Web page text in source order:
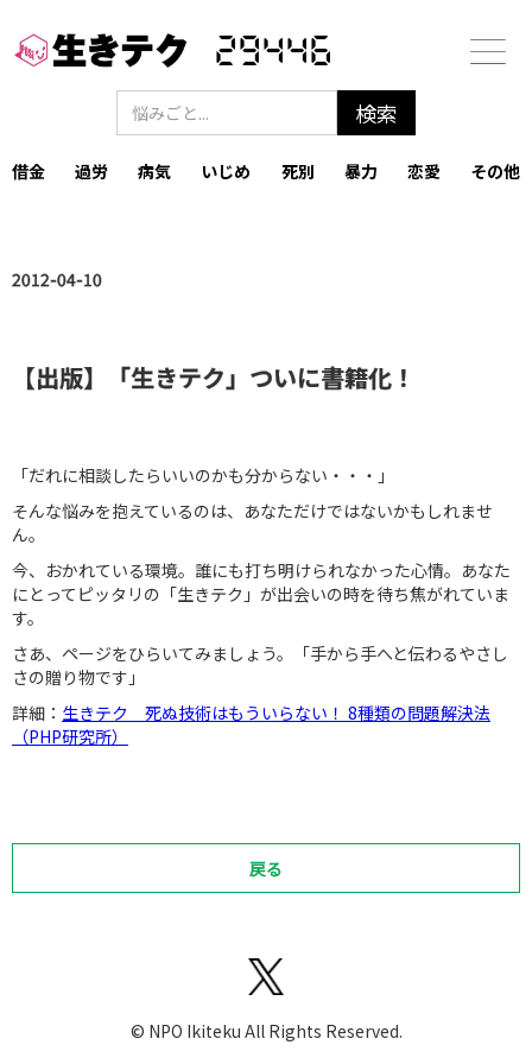
29446
借金 過労 病気 いじめ 死別 暴力 恋愛 その他
2012-04-10
【出版】「生きテク」ついに書籍化！
「だれに相談したらいいのかも分からない・・・」
そんな悩みを抱えているのは、あなただけではないかもしれませ
ん。
今、おかれている環境。誰にも打ち明けられなかった心情。あなた
にとってピッタリの「生きテク」が出会いの時を待ち焦がれていま
す。
さあ、ページをひらいてみましょう。「手から手へと伝わるやさし
さの贈り物です」
詳細： 生きテク 死ぬ技術はもういらない！ 8種類の問題解決法
（PHP研究所）
戻る
©︎ NPO Ikiteku All Rights Reserved.